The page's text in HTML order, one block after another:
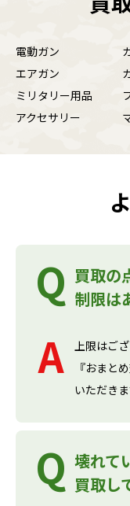
電動ガン
エアガン
ミリタリー用品
アクセサリー
買取の
制限は
上限はご
『おまと
いただき
壊れて
買取し